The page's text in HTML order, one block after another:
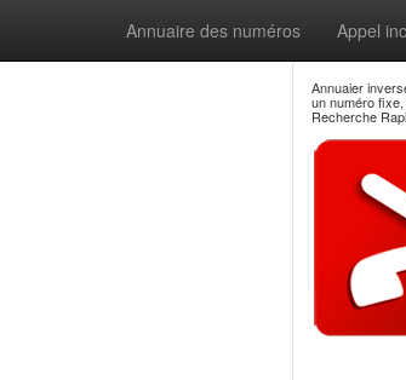
Annuaire des numéros Appel
Annuaier
un numéro
Recherche